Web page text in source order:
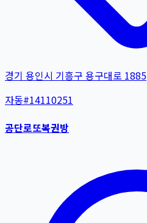
경기 용인시 기흥구 용구대로 1885
자동#14110251
공단로또복권방